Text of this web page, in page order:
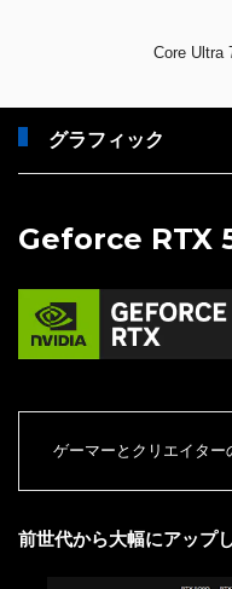
Core
グラフィック
Geforce RTX
ゲーマーとクリエイタ
前世代から大幅にアッ